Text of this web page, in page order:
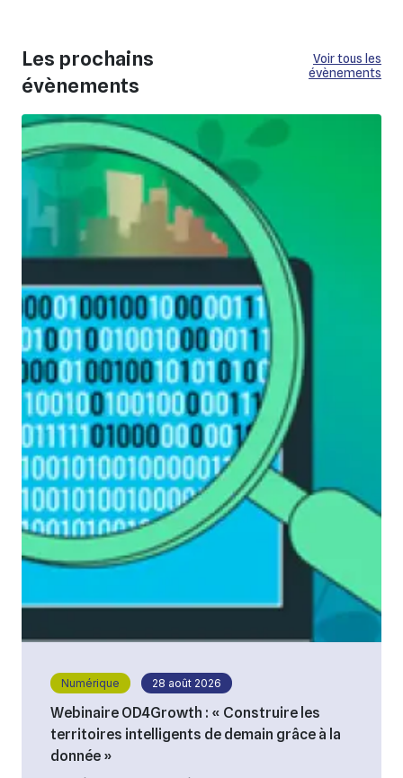
Les prochains
évènements
Voir tous les
évènements
Numérique 28 août 2026
Webinaire OD4Growth : « Construire les
territoires intelligents de demain grâce à la
donnée »